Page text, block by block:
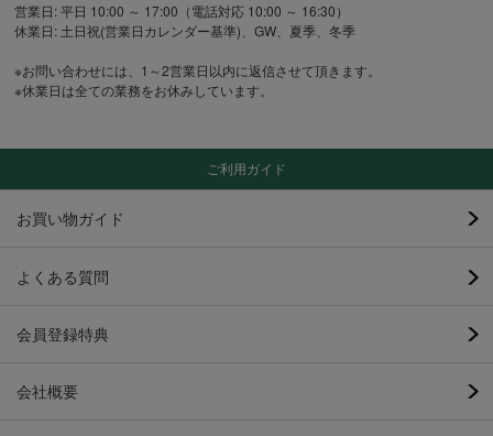
営業日: 平日 10:00 ～ 17:00（電話対応 10:00 ～ 16:30）
休業日: 土日祝(営業日カレンダー基準)、GW、夏季、冬季
※お問い合わせには、1～2営業日以内に返信させて頂きます。
※休業日は全ての業務をお休みしています。
ご利用ガイド
お買い物ガイド
よくある質問
会員登録特典
会社概要